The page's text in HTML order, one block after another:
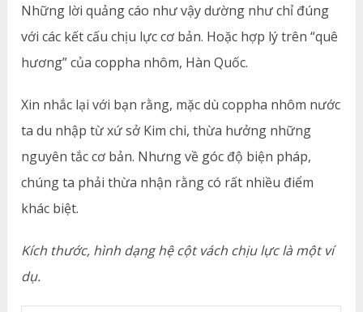
Những lời quảng cáo như vậy dường như chỉ đúng
với các kết cấu chịu lực cơ bản. Hoặc hợp lý trên “quê
hương” của coppha nhôm, Hàn Quốc.
Xin nhắc lại với bạn rằng, mặc dù coppha nhôm nước
ta du nhập từ xứ sở Kim chi, thừa hưởng những
nguyên tắc cơ bản. Nhưng về góc độ biện pháp,
chúng ta phải thừa nhận rằng có rất nhiều điểm
khác biệt.
Kích thước, hình dạng hệ cột vách chịu lực là một ví
dụ.